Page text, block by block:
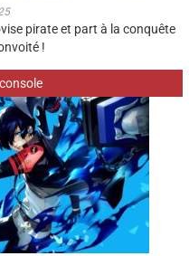
pirate et part à la conquête
!